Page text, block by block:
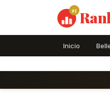
#1
Inicio